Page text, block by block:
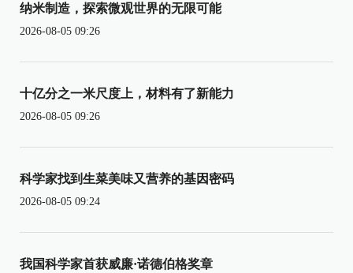
纳米制造，探索微观世界的无限可能
2026-08-05 09:26
十亿分之一米尺度上，材料有了新能力
2026-08-05 09:26
科学家找到生菜美味又营养的基因密码
2026-08-05 09:24
我国科学家首获威廉·诺德伯格奖章